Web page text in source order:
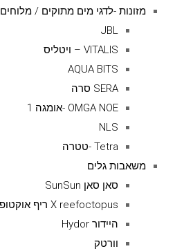
מזונות -לדגי מים מתוקים / מלוחים
JBL
VITALIS – ויטליס
AQUA BITS
SERA סרה
OMGA NOE -אומגה 1
NLS
Tetra -טטרה
משאבות גלים
סאן סאן SunSun
X reefoctopus ריף אוקטופוס
היידור Hydor
וורטק